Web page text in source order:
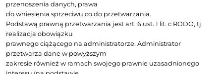
kategorie danych osobowych: imię i
przedsiębiorcy, adres siedziby,
adres do korespondencji, adresy prowadzenia
gospodarczej, NIP, e-mail,
telefon, data założenia działalności, informacja,
płatnikiem VAT, urodziny